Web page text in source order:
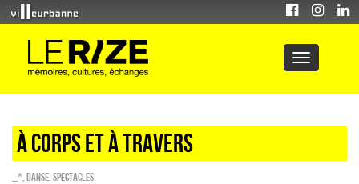
À corps et à travers
_* Danse SPECTACLES